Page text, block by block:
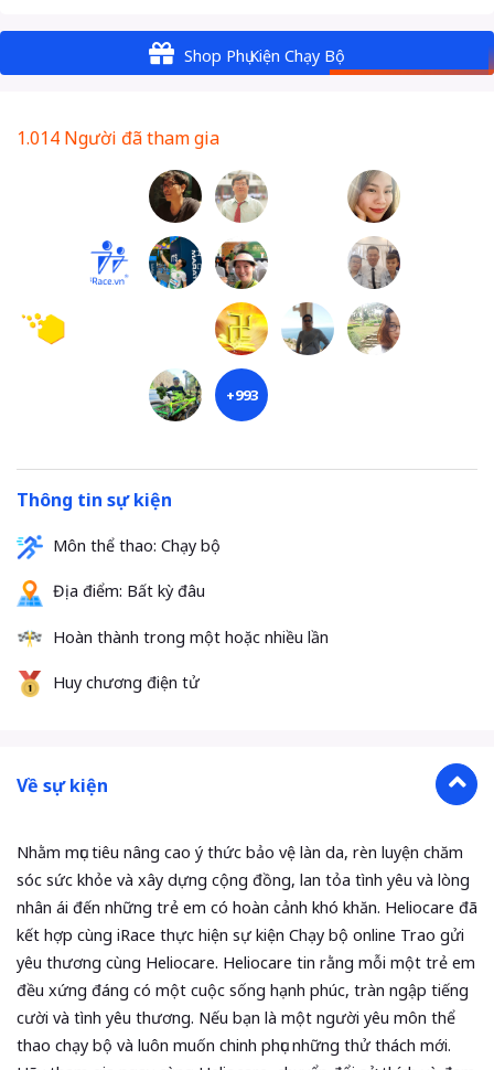
Shop Phụ Kiện Chạy Bộ
1.014 Người đã tham gia
+993
Thông tin sự kiện
Môn thể thao: Chạy bộ
Địa điểm: Bất kỳ đâu
Hoàn thành trong một hoặc nhiều lần
Huy chương điện tử
Về sự kiện
Nhằm mục tiêu nâng cao ý thức bảo vệ làn da, rèn luyện chăm
sóc sức khỏe và xây dựng cộng đồng, lan tỏa tình yêu và lòng
nhân ái đến những trẻ em có hoàn cảnh khó khăn. Heliocare đã
kết hợp cùng iRace thực hiện sự kiện Chạy bộ online Trao gửi
yêu thương cùng Heliocare. Heliocare tin rằng mỗi một trẻ em
đều xứng đáng có một cuộc sống hạnh phúc, tràn ngập tiếng
cười và tình yêu thương. Nếu bạn là một người yêu môn thể
thao chạy bộ và luôn muốn chinh phục những thử thách mới.